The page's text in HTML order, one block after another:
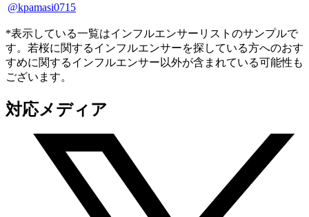
@kpamasi0715
*表示している一覧はインフルエンサーリストのサンプルで
す。若桜に関するインフルエンサーを探している方へのおす
すめに関するインフルエンサー以外が含まれている可能性も
ございます。
対応メディア